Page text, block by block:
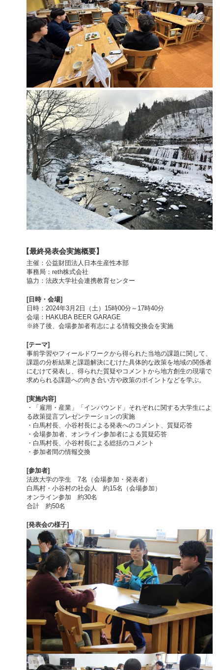
【最終発表会実施概要】
主催：公益財団法人日本生産性本部
事務局：reth株式会社
協力：法政大学社会連携教育センター
[日時・会場]
日時：2024年3月2日（土）15時00分～17時40分
会場：HAKUBA BEER GARAGE
※終了後、会場参加者有志による情報交換会を実施
[テーマ]
事前学習やフィールドワークから得られた当地の課題に関して、
課題の分析結果と課題解決にむけた具体的な政策を地域の関係者
にむけて発表し、得られた質疑やコメントから地方創生の現場で
求められる課題への向き合い方や政策のポイントなどを学ぶ。
[実施内容]
・「雇用・産業」「インバウンド」それぞれに関する大学生によ
る政策提言プレゼンテーションの実施
・白馬村長、小谷村長による発表へのコメント、質疑応答
・会場参加者、オンライン参加者による質疑応答
・白馬村長、小谷村長による総括のコメント
・参加者間の情報交換
[参加者]
法政大学の学生 7名（会場参加・発表者）
白馬村・小谷村の社会人 約15名（会場参加）
オンライン参加 約30名
合計 約50名
[発表会の様子]